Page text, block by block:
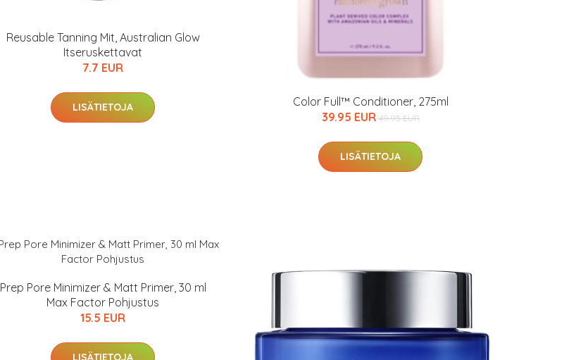
Reusable Tanning Mit, Australian Glow
Itseruskettavat
7.7 EUR
LISÄTIETOJA
Color Full™ Conditioner, 275ml
39.95 EUR 49.95 EUR
LISÄTIETOJA
Prep Pore Minimizer & Matt Primer, 30 ml
Max Factor Pohjustus
15.5 EUR
LISÄTIETOJA